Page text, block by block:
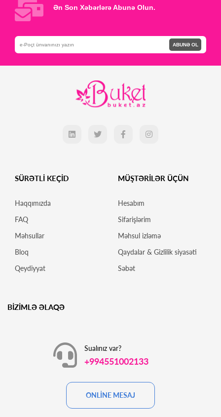
Ən Son Xəbərlərə Abunə Olun.
ABUNƏ OL
SÜRƏTLİ KEÇİD
Haqqımızda
FAQ
Məhsullar
Bloq
Qeydiyyat
MÜŞTƏRİLƏR ÜÇÜN
Hesabım
Sifarişlərim
Məhsul izləmə
Qaydalar & Gizlilik siyasəti
Səbət
BİZİMLƏ ƏLAQƏ
Sualınız var?
+994551002133
ONLİNE MESAJ